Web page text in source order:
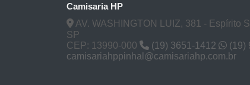
Camisaria HP
AV. WASHINGTON LUIZ, 381 - Espírito
SP
CEP: 13990-000
(19) 3651-1412
(19)
camisariahppinhal@camisariahp.com.br